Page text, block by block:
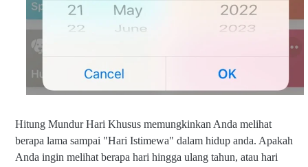
Hitung Mundur Hari Khusus memungkinkan Anda melihat
berapa lama sampai "Hari Istimewa" dalam hidup anda. Apakah
Anda ingin melihat berapa hari hingga ulang tahun, atau hari